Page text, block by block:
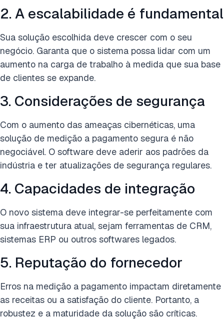
2. A escalabilidade é fundamental
Sua solução escolhida deve crescer com o seu
negócio. Garanta que o sistema possa lidar com um
aumento na carga de trabalho à medida que sua base
de clientes se expande.
3. Considerações de segurança
Com o aumento das ameaças cibernéticas, uma
solução de medição a pagamento segura é não
negociável. O software deve aderir aos padrões da
indústria e ter atualizações de segurança regulares.
4. Capacidades de integração
O novo sistema deve integrar-se perfeitamente com
sua infraestrutura atual, sejam ferramentas de CRM,
sistemas ERP ou outros softwares legados.
5. Reputação do fornecedor
Erros na medição a pagamento impactam diretamente
as receitas ou a satisfação do cliente. Portanto, a
robustez e a maturidade da solução são críticas.